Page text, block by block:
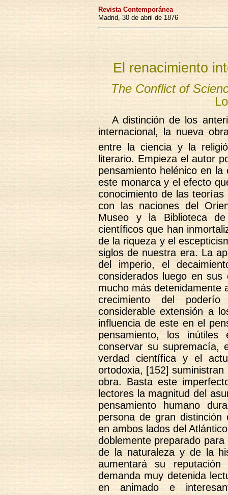
Revista Contemporánea
Madrid, 30 de abril de 1876
El renacimiento
The Conflict of
A distinción de los
internacional, la nueva
entre la ciencia y la
literario. Empieza el autor
pensamiento helénico en
este monarca y el efecto
conocimiento de las
con las naciones del
Museo y la Biblioteca de
científicos que han
de la riqueza y el
siglos de nuestra era. La
del imperio, el
considerados luego en sus
mucho más detenidamente
crecimiento del
considerable extensión a
influencia de este en el
pensamiento, los
conservar su supremacía,
verdad científica y el
ortodoxia, [152]
obra. Basta este
lectores la magnitud del
pensamiento humano
persona de gran
en ambos lados del
doblemente preparado
de la naturaleza y de la
aumentará su
demanda muy detenida
en animado e